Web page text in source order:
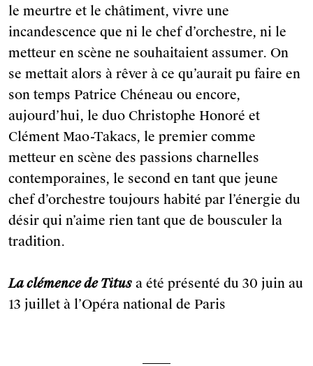
le meurtre et le châtiment, vivre une
incandescence que ni le chef d’orchestre, ni le
metteur en scène ne souhaitaient assumer. On
se mettait alors à rêver à ce qu’aurait pu faire en
son temps Patrice Chéneau ou encore,
aujourd’hui, le duo Christophe Honoré et
Clément Mao-Takacs, le premier comme
metteur en scène des passions charnelles
contemporaines, le second en tant que jeune
chef d’orchestre toujours habité par l’énergie du
désir qui n’aime rien tant que de bousculer la
tradition.
La clémence de Titus a été présenté du 30 juin au
13 juillet à l’Opéra national de Paris